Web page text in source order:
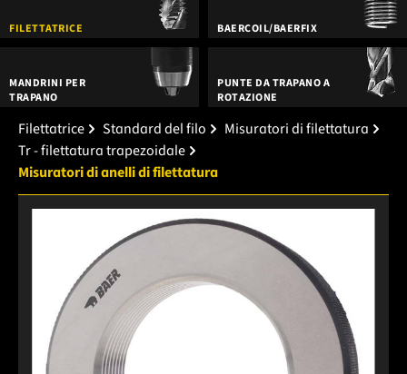
FILETTATRICE BAERCOIL/BAERFIX
MANDRINI PER
TRAPANO
PUNTE DA TRAPANO A
ROTAZIONE
Filettatrice Standard del filo
Misuratori di filettatura
Tr - filettatura trapezoidale
Misuratori di anelli di filettatura
Salta la galleria di immagini